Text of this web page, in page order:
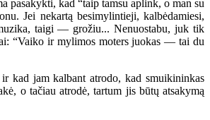
pasakykti, kad “taip tamsu aplink, o man su
Jei nekartą besimylintieji, kalbėdamiesi,
taigi — grožiu... Nenuostabu, juk tik
“Vaiko ir mylimos moters juokas — tai du
jam kalbant atrodo, kad smuikininkas
o tačiau atrodė, tartum jis būtų atsakymą